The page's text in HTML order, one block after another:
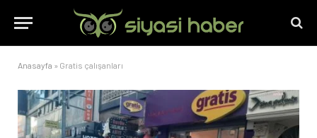
Anasayfa » Gratis çalışanları